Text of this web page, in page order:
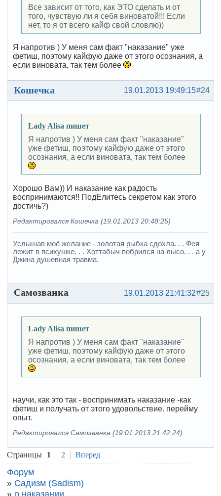
Все зависит от того, как ЭТО сделать и от
того, чувствую ли я себя виноватой!!! Если
нет, то я от всего кайф свой словлю))
Я напротив ) У меня сам факт "наказание" уже
фетиш, поэтому кайфую даже от этого осознания, а
если виновата, так тем более
#24
19.01.2013 19:49:15
Кошечка
Lady Alisa пишет
Я напротив ) У меня сам факт "наказание"
уже фетиш, поэтому кайфую даже от этого
осознания, а если виновата, так тем более
Хорошо Вам)) И наказание как радость
воспринимаются!! ПодЕлитесь секретом как этого
достичь?)
Редактировался Кошечка (19.01.2013 20:48:25)
Услышав моё желание - золотая рыбка сдохла. . . Фея
лежит в психушке. . . Хоттабыч побрился на лысо. . . а у
Джина душевная травма.
#25
19.01.2013 21:41:32
Самозванка
Lady Alisa пишет
Я напротив ) У меня сам факт "наказание"
уже фетиш, поэтому кайфую даже от этого
осознания, а если виновата, так тем более
научи, как это так - воспринимать наказание -как
фетиш и получать от этого удовольствие. перейму
опыт.
Редактировался Самозванка (19.01.2013 21:42:24)
Страницы 1 2 Вперед
Форум
» Садизм (Sadism)
»о наказании